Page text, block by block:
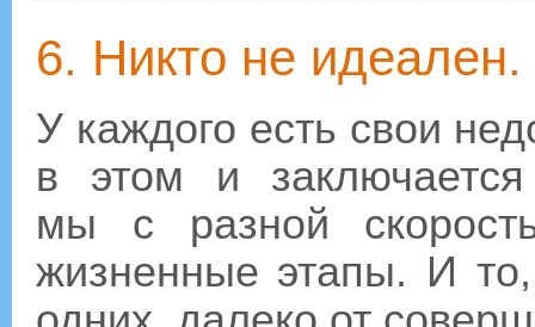
6. Никто не идеален.
У каждого есть свои
в этом и
мы с разной
жизненные этапы. И